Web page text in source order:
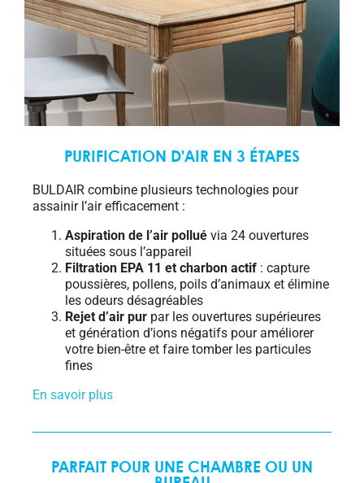
PURIFICATION D'AIR EN 3 ÉTAPES
BULDAIR combine plusieurs technologies pour
assainir l’air efficacement :
Aspiration de l’air pollué via 24 ouvertures
situées sous l’appareil
Filtration EPA 11 et charbon actif : capture
poussières, pollens, poils d’animaux et élimine
les odeurs désagréables
Rejet d’air pur par les ouvertures supérieures
et génération d’ions négatifs pour améliorer
votre bien-être et faire tomber les particules
fines
En savoir plus
PARFAIT POUR UNE CHAMBRE OU UN